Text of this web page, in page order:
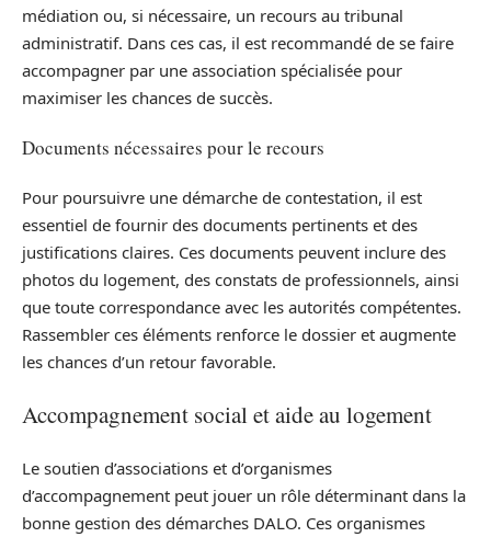
médiation ou, si nécessaire, un recours au tribunal
administratif. Dans ces cas, il est recommandé de se faire
accompagner par une association spécialisée pour
maximiser les chances de succès.
Documents nécessaires pour le recours
Pour poursuivre une démarche de contestation, il est
essentiel de fournir des documents pertinents et des
justifications claires. Ces documents peuvent inclure des
photos du logement, des constats de professionnels, ainsi
que toute correspondance avec les autorités compétentes.
Rassembler ces éléments renforce le dossier et augmente
les chances d’un retour favorable.
Accompagnement social et aide au logement
Le soutien d’associations et d’organismes
d’accompagnement peut jouer un rôle déterminant dans la
bonne gestion des démarches DALO. Ces organismes